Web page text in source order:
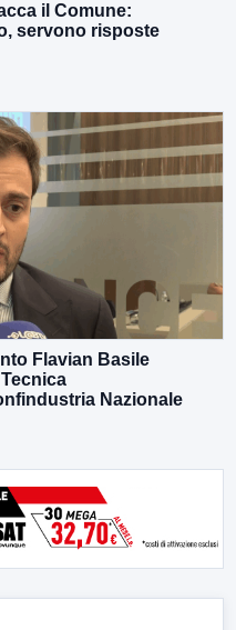
il Comune:
servono risposte
Flavian Basile
Nazionale